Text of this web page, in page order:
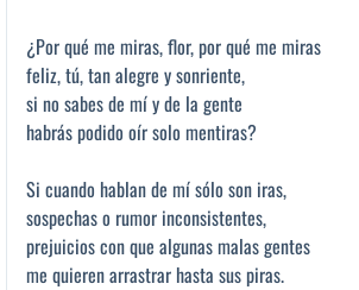
¿Por qué me miras, flor, por qué me miras
feliz, tú, tan alegre y sonriente,
si no sabes de mí y de la gente
habrás podido oír solo mentiras?
Si cuando hablan de mí sólo son iras,
sospechas o rumor inconsistentes,
prejuicios con que algunas malas gentes
me quieren arrastrar hasta sus piras.